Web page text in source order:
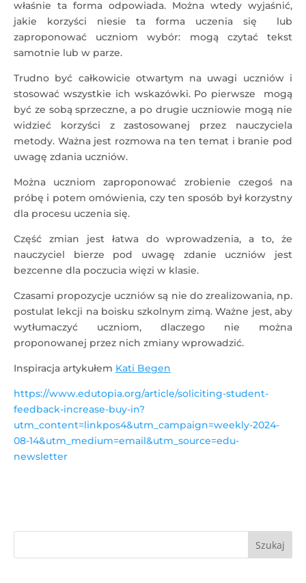
właśnie ta forma odpowiada. Można wtedy wyjaśnić,
jakie korzyści niesie ta forma uczenia się lub
zaproponować uczniom wybór: mogą czytać tekst
samotnie lub w parze.
Trudno być całkowicie otwartym na uwagi uczniów i
stosować wszystkie ich wskazówki. Po pierwsze mogą
być ze sobą sprzeczne, a po drugie uczniowie mogą nie
widzieć korzyści z zastosowanej przez nauczyciela
metody. Ważna jest rozmowa na ten temat i branie pod
uwagę zdania uczniów.
Można uczniom zaproponować zrobienie czegoś na
próbę i potem omówienia, czy ten sposób był korzystny
dla procesu uczenia się.
Część zmian jest łatwa do wprowadzenia, a to, że
nauczyciel bierze pod uwagę zdanie uczniów jest
bezcenne dla poczucia więzi w klasie.
Czasami propozycje uczniów są nie do zrealizowania, np.
postulat lekcji na boisku szkolnym zimą. Ważne jest, aby
wytłumaczyć uczniom, dlaczego nie można
proponowanej przez nich zmiany wprowadzić.
Inspiracja artykułem Kati Begen
https://www.edutopia.org/article/soliciting-student-
feedback-increase-buy-in?
utm_content=linkpos4&utm_campaign=weekly-2024-
08-14&utm_medium=email&utm_source=edu-
newsletter
Szukaj